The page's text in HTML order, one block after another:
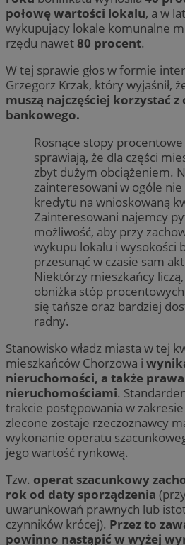
połowę wartości lokalu, a w
wykupujący lokale komunalne
rzędu nawet80 procent.
W tej sprawie głos w formie
Grzegorz Krzak, który wyjaśnił,
muszą najczęściej korzystać
bankowego.
Rosnące stopy
sprawiają, że dla części
zbyt dużym obciążeniem.
zainteresowani w ogóle
kredytu na wnioskowaną
Zainteresowani najemcy
możliwość, aby przy
wykupu lokalu i wysokości
przesunąć w czasie sam
Niektórzy mieszkańcy
obniżka stóp
się tańsze oraz bardziej
radny.
Stanowisko władz miasta w tej
mieszkańców Chorzowa i
nieruchomości, a także
nieruchomościami.
trakcie postępowania w
zlecone zostaje rzeczoznawcy
wykonanie operatu
jego wartość rynkową.
Tzw. operat szacunkowy
rok od daty sporządzenia
uwarunkowań prawnych lub
czynników krócej). Przez to
powinno nastąpić w wyżej